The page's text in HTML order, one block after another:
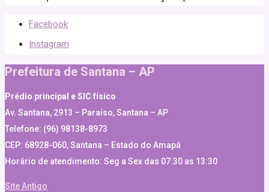
Facebook
Instagram
Prefeitura de Santana – AP
Prédio principal e SIC físico
Av. Santana, 2913 – Paraíso, Santana – AP
Telefone: (96) 98138-8973
CEP: 68928-060, Santana – Estado do Amapá
Horário de atendimento: Seg a Sex das 07:30 as 13:30
Site Antigo